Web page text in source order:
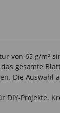
von 65 g/m²
gesamte
Die Auswahl
Projekte.